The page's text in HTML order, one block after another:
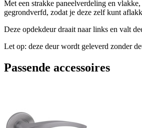
Met een strakke paneelverdeling en
gegrondverfd, zodat je deze zelf kunt
Deze opdekdeur draait naar links en valt
Let op: deze deur wordt geleverd zonder
Passende accessoires